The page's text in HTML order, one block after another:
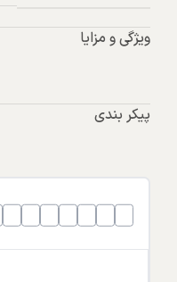
ویژگی و مزایا
پیکر بندی